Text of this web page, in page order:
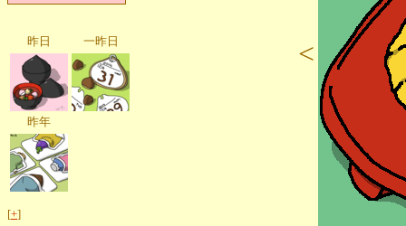
昨日 一昨日
昨年
[+]
<